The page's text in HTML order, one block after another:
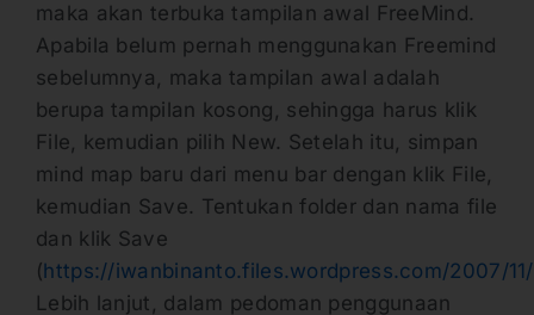
maka akan terbuka tampilan awal FreeMind.
Apabila belum pernah menggunakan Freemind
sebelumnya, maka tampilan awal adalah
berupa tampilan kosong, sehingga harus klik
File, kemudian pilih New. Setelah itu, simpan
mind map baru dari menu bar dengan klik File,
kemudian Save. Tentukan folder dan nama file
dan klik Save
(https://iwanbinanto.files.wordpress.com/2007/
Lebih lanjut, dalam pedoman penggunaan